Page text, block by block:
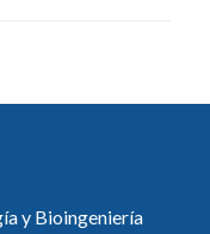
y Bioingeniería